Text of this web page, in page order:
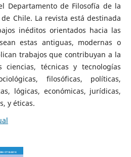
Departamento de Filosofía de la
Chile. La revista está destinada
inéditos orientados hacia las
estas antiguas, modernas o
trabajos que contribuyan a la
ciencias, técnicas y tecnologías
filosóficas, políticas,
lógicas, económicas, jurídicas,
y éticas.